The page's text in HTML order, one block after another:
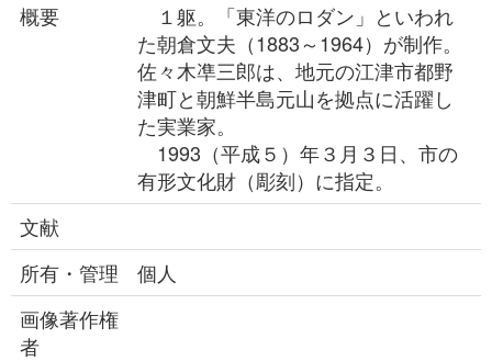
概要
１躯。「東洋のロダン」といわれ
た朝倉文夫（1883～1964）が制作。
佐々木凖三郎は、地元の江津市都野
津町と朝鮮半島元山を拠点に活躍し
た実業家。
1993（平成５）年３月３日、市の
有形文化財（彫刻）に指定。
文献
所有・管理
個人
画像著作権
者